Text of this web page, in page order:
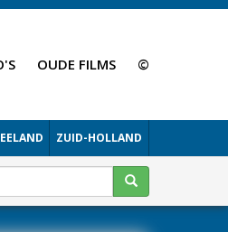
OUDE FILMS ©
ZUID-HOLLAND